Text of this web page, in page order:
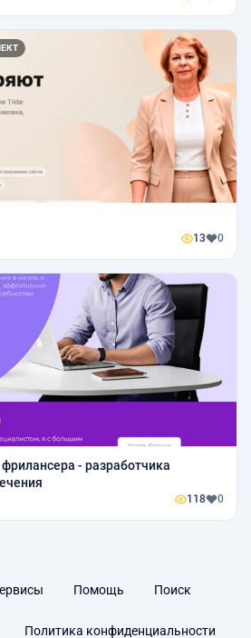
13 0
- разработчика
118 0
Помощь Поиск
Политика конфиденциальности